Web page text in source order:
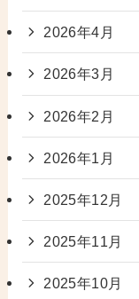
2026年4月
2026年3月
2026年2月
2026年1月
2025年12月
2025年11月
2025年10月